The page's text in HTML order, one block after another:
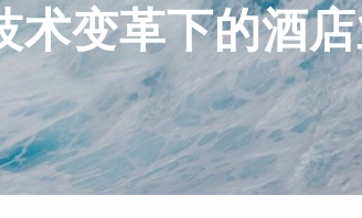
术变革下的酒